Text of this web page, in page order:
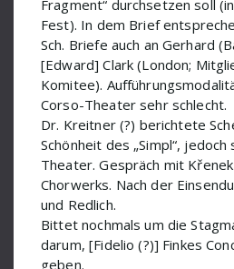
Meisel Dr
Metzmacher Ingo
Milhaud Darius
Milstein Nathan
Moliere Jean-Baptiste
Musica Viva
Nicolay
Fragment“ durchsetzen soll
Fest). In dem Brief
Sch. Briefe auch an Gerhard
[Edward] Clark (London;
Komitee).
Corso-Theater sehr schlecht.
Dr. Kreitner (?) berichtete
Schönheit des „Simpl“,
Theater. Gespräch mit
Chorwerks. Nach der
und Redlich.
Bittet nochmals um die
darum, [Fidelio (?)] Finkes
geben.